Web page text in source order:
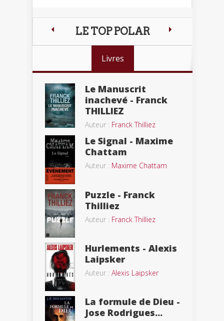
LE TOP POLAR
Livres
Le Manuscrit
inachevé - Franck
THILLIEZ
Auteur : Franck Thilliez
Le Signal - Maxime
Chattam
Auteur : Maxime Chattam
Puzzle - Franck
Thilliez
Auteur : Franck Thilliez
Hurlements - Alexis
Laipsker
Auteur : Alexis Laipsker
La formule de Dieu -
Jose Rodrigues...